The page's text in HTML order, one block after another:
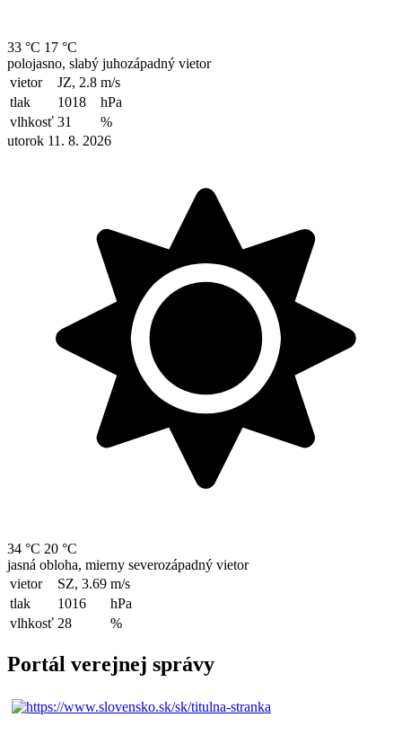
33 °C 17 °C
polojasno, slabý juhozápadný vietor
vietor
JZ, 2.8 m/s
tlak
1018
hPa
vlhkosť 31
%
utorok 11. 8. 2026
34 °C 20 °C
jasná obloha, mierny severozápadný vietor
vietor
SZ, 3.69 m/s
tlak
1016
hPa
vlhkosť 28 %
Portál verejnej správy